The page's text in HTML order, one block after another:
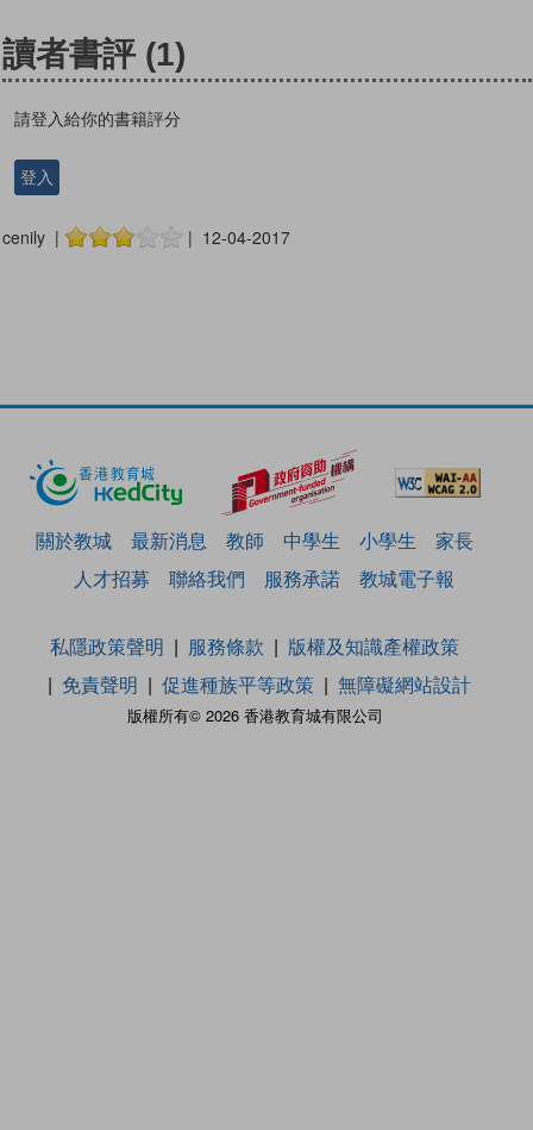
讀者書評 (1)
請登入給你的書籍評分
登入
cenily | | 12-04-2017
關於教城 最新消息 教師 中學生 小學生
家長
人才招募
聯絡我們 服務承諾 教城電子報
版權所有© 2026 香港教育城有限公司
私隱政策聲明 服務條款
版權及知識產權政策
免責聲明
促進種族平等政策 無障礙網站設計